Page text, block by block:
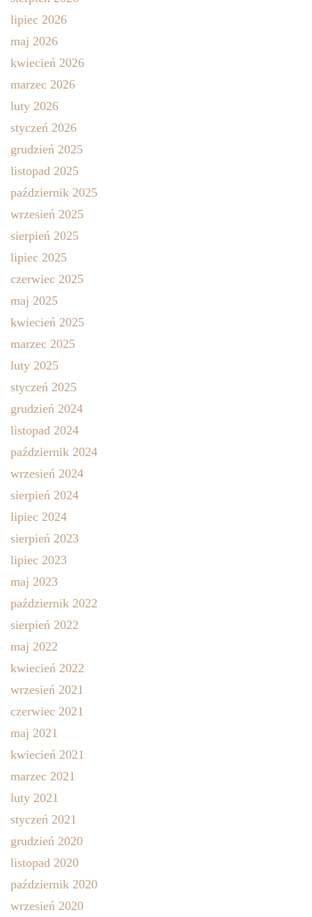
lipiec 2026
maj 2026
kwiecień 2026
marzec 2026
luty 2026
styczeń 2026
grudzień 2025
listopad 2025
październik 2025
wrzesień 2025
sierpień 2025
lipiec 2025
czerwiec 2025
maj 2025
kwiecień 2025
marzec 2025
luty 2025
styczeń 2025
grudzień 2024
listopad 2024
październik 2024
wrzesień 2024
sierpień 2024
lipiec 2024
sierpień 2023
lipiec 2023
maj 2023
październik 2022
sierpień 2022
maj 2022
kwiecień 2022
wrzesień 2021
czerwiec 2021
maj 2021
kwiecień 2021
marzec 2021
luty 2021
styczeń 2021
grudzień 2020
listopad 2020
październik 2020
wrzesień 2020